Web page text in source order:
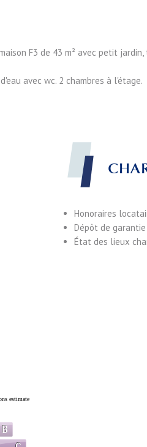
F3 de 43 m² avec petit
avec wc. 2 chambres à l'étage.
Honoraires
Dépôt de garantie
État des lieux